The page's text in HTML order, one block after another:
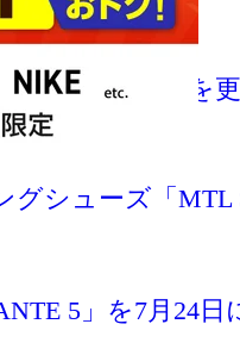
数は過去最高を
シューズ「MTL
5」を7月24日